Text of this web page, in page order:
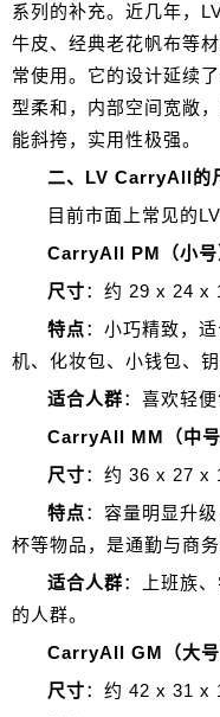
系列的补充。近几年，
牛皮、经典老花帆布等
常使用。它的设计延续
型柔和，内部空间宽敞
能斜挎，实用性极强。
二、LV CarryAll的
目前市面上常见的
CarryAll PM（小号
尺寸：约 29 x 24 x
特点：小巧精致，
机、化妆包、小钱包、
适合人群：喜欢轻
CarryAll MM（中号
尺寸：约 36 x 27 x
特点：容量明显升
杯等物品，是通勤与商
适合人群：上班族
的人群。
CarryAll GM（大号
尺寸：约 42 x 31 x